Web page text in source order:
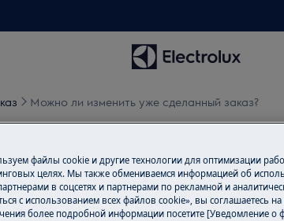
Можно ли изменить уже сделанный заказ?
сделанный заказ?
файлы cookie и другие технологии для оптимизации
целях. Мы также обмениваемся информацией об
в соцсетях и партнерами по рекламной и
с использованием всех файлов cookie», вы соглашаетесь
более подробной информации посетите [Уведомление о